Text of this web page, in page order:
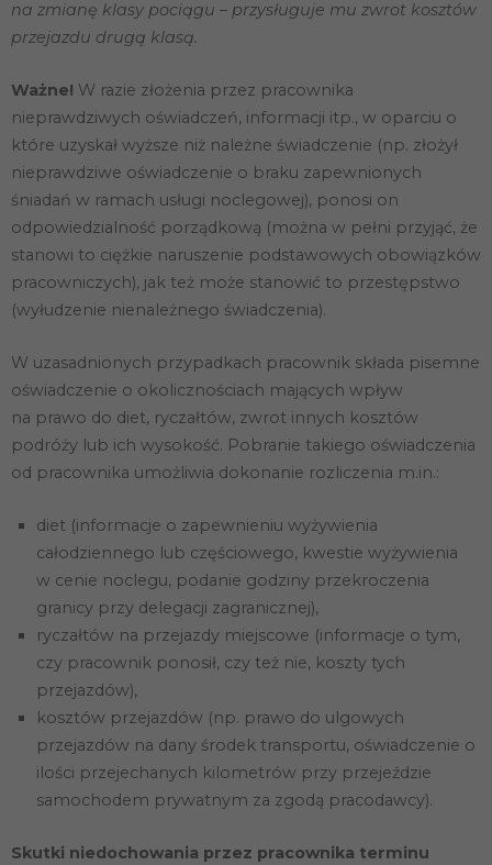
na zmianę klasy pociągu – przysługuje mu zwrot kosztów
przejazdu drugą klasą.
Ważne! W razie złożenia przez pracownika
nieprawdziwych oświadczeń, informacji itp., w oparciu o
które uzyskał wyższe niż należne świadczenie (np. złożył
nieprawdziwe oświadczenie o braku zapewnionych
śniadań w ramach usługi noclegowej), ponosi on
odpowiedzialność porządkową (można w pełni przyjąć, że
stanowi to ciężkie naruszenie podstawowych obowiązków
pracowniczych), jak też może stanowić to przestępstwo
(wyłudzenie nienależnego świadczenia).
W uzasadnionych przypadkach pracownik składa pisemne
oświadczenie o okolicznościach mających wpływ
na prawo do diet, ryczałtów, zwrot innych kosztów
podróży lub ich wysokość. Pobranie takiego oświadczenia
od pracownika umożliwia dokonanie rozliczenia m.in.:
diet (informacje o zapewnieniu wyżywienia
całodziennego lub częściowego, kwestie wyżywienia
w cenie noclegu, podanie godziny przekroczenia
granicy przy delegacji zagranicznej),
ryczałtów na przejazdy miejscowe (informacje o tym,
czy pracownik ponosił, czy też nie, koszty tych
przejazdów),
kosztów przejazdów (np. prawo do ulgowych
przejazdów na dany środek transportu, oświadczenie o
ilości przejechanych kilometrów przy przejeździe
samochodem prywatnym za zgodą pracodawcy).
Skutki niedochowania przez pracownika terminu